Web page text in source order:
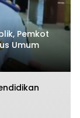
Pemkot
Umum